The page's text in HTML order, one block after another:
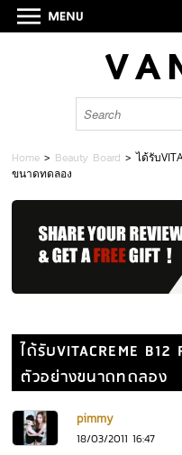
Home > Beauty Board >ได้รับ
ขนาดทดลอง
ได้รับVITACREME
ตัวอย่างขนาดทดลอง
pimmy
18/03/2011 16:47